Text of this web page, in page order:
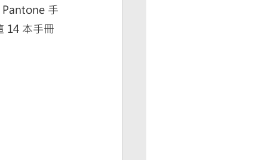
Pantone 手
14 本手冊